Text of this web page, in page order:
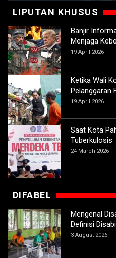
LIPUTAN KHUSUS
Banjir
Menjaga
19 April 2026
Ketika Wali
Pelanggaran
19 April 2026
Saat Kota
Tuberkulosis
24 March 2026
DIFABEL
Mengenal
Definisi
3 August 2026